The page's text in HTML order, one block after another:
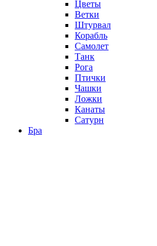
Цветы
Ветки
Штурвал
Корабль
Самолет
Танк
Рога
Птички
Чашки
Ложки
Канаты
Сатурн
Бра